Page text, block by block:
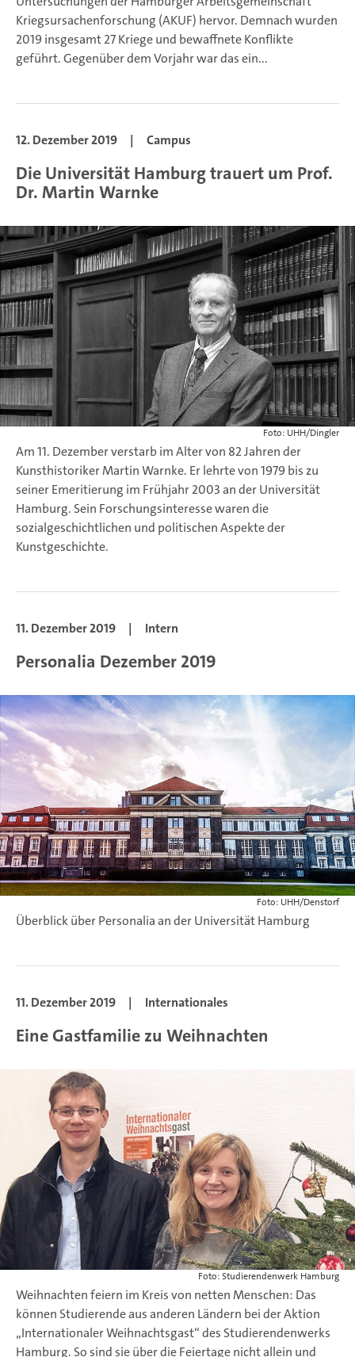
Kriegsursachenforschung (AKUF) hervor. Demnach wurden
2019 insgesamt 27 Kriege und bewaffnete Konflikte
geführt. Gegenüber dem Vorjahr war das ein...
12. Dezember 2019 | Campus
Die Universität Hamburg trauert um Prof.
Dr. Martin Warnke
Foto: UHH/Dingler
Am 11. Dezember verstarb im Alter von 82 Jahren der
Kunsthistoriker Martin Warnke. Er lehrte von 1979 bis zu
seiner Emeritierung im Frühjahr 2003 an der Universität
Hamburg. Sein Forschungsinteresse waren die
sozialgeschichtlichen und politischen Aspekte der
Kunstgeschichte.
11. Dezember 2019 | Intern
Personalia Dezember 2019
Foto: UHH/Denstorf
Überblick über Personalia an der Universität Hamburg
11. Dezember 2019 | Internationales
Eine Gastfamilie zu Weihnachten
Foto: Studierendenwerk Hamburg
Weihnachten feiern im Kreis von netten Menschen: Das
können Studierende aus anderen Ländern bei der Aktion
„Internationaler Weihnachtsgast“ des Studierendenwerks
Hamburg. So sind sie über die Feiertage nicht allein und